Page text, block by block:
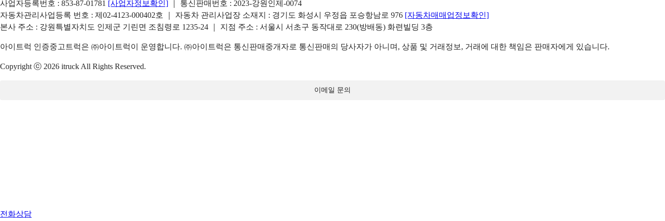
사업자등록번호 : 853-87-01781 [사업자정보확인]
｜ 통신판매번호 : 2023-강원인제-0074
자동차관리사업등록 번호 : 제02-4123-000402호 ｜ 자동차 관리사업장 소재지 : 경기도 화성시 우정읍 포승항남로 976 [자동차매매업정보확인]
본사 주소 : 강원특별자치도 인제군 기린면 조침령로 1235-24 ｜ 지점 주소 : 서울시 서초구 동작대로 230(방배동) 화련빌딩 3층
아이트럭 인증중고트럭은 ㈜아이트럭이 운영합니다. ㈜아이트럭은 통신판매중개자로 통신판매의 당사자가 아니며, 상품 및 거래정보, 거래에 대한 책임은 판매자에게 있습니다.
Copyright ⓒ 2026 itruck All Rights Reserved.
이메일 문의
전화상담